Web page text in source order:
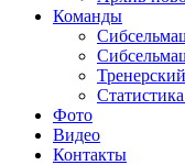
Команды
Фото
Видео
Контакты